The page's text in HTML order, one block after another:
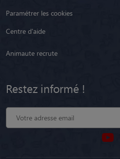
Paramétrer les cookies
Centre d'aide
Animaute recrute
Restez informé !